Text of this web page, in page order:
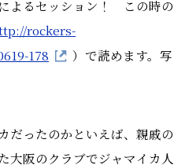
よるセッション！ この時の
rockers-
178
）で読めます。写
だったのかといえば、親戚の
大阪のクラブでジャマイカ人